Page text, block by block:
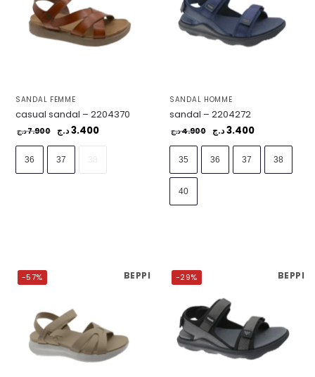
SANDAL FEMME
casual sandal – 2204370
7.900د.ج 3.400د.ج
36 37
SANDAL HOMME
sandal – 2204272
4.900د.ج 3.400د.ج
35 36 37 38
40
-57% BEPPI -29% BEPPI